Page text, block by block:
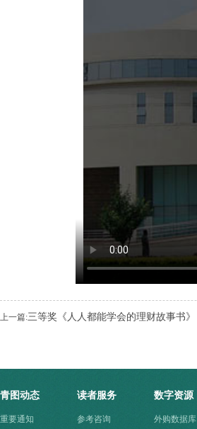
上一篇:三等奖《人人都能学会的理财故事书》
青图动态
重要通知
读者服务
参考咨询
数字资源
外购数据库